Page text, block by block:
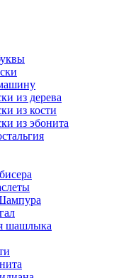
из дерева
из кости
из эбонита
шашлыка